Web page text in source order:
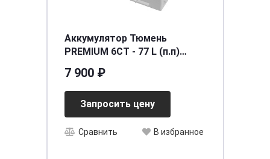
Аккумулятор Тюмень
PREMIUM 6СТ - 77 L (п.п)
7 900 ₽
Запросить цену
Сравнить В избранное